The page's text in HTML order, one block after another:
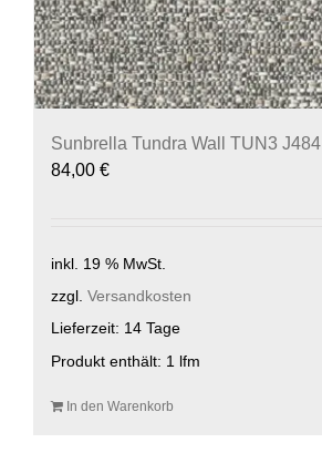
Sunbrella Tundra Wall TUN3 J484
84,00 €
inkl. 19 % MwSt.
zzgl. Versandkosten
Lieferzeit: 14 Tage
Produkt enthält: 1 lfm
In den Warenkorb